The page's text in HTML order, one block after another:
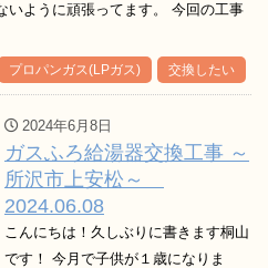
いように頑張ってます。 今回の工事
プロパンガス(LPガス) 交換したい
2024年6月8日
ガスふろ給湯器交換工事 ～
所沢市上安松～
2024.06.08
こんにちは！久しぶりに書きます桐山
です！ 今月で子供が１歳になりま